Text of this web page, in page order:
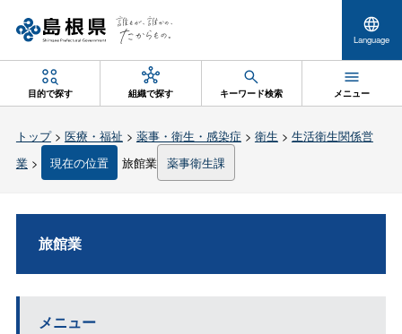
Language
目的で探す 組織で探す キーワード検索 メニュー
トップ> 医療・福祉 > 薬事・衛生・感染症 > 衛生 > 生活衛生関係営
業> 現在の位置 旅館業 薬事衛生課
旅館業
メニュー